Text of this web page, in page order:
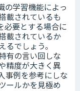
の学習機能によっ
載されているも
必要とする場合に
載されているか
でしょう。
有の言い回しな
精度が大きく異
事例を参考にしな
ールかを見極め